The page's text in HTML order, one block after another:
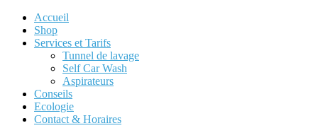
Accueil
Shop
Services et Tarifs
Tunnel de lavage
Self Car Wash
Aspirateurs
Conseils
Ecologie
Contact & Horaires